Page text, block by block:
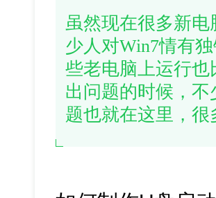
虽然现在很多新
少人对Win7情有
些老电脑上运行
出问题的时候，
题也就在这里，